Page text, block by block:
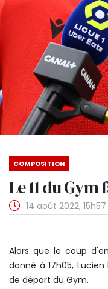
COMPOSITION
Le 11 du
14 août 2022, 15h57
Alors que le coup
donné à 17h05,
de départ du Gym.